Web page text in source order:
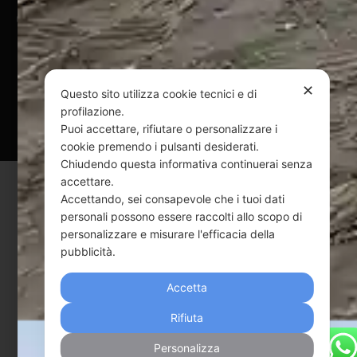
@ Copyright 2024 Webpesca è un brand Intent di Federico
Andrenacci P.Iva 01917920678
Via G. Galilei n. 2 – 64018 Tortoreto TE | REA TE-168019 |
Mail:info@webpesca.it| Pec:federicoandrenacci@pec.it
Questo sito è protetto da Google reCAPTCHA
Privacy Policy eTerms of Servicedi Google.
✕
Questo sito utilizza cookie tecnici e di
profilazione.
Puoi accettare, rifiutare o personalizzare i
cookie premendo i pulsanti desiderati.
Chiudendo questa informativa continuerai senza
accettare.
Accettando, sei consapevole che i tuoi dati
personali possono essere raccolti allo scopo di
personalizzare e misurare l'efficacia della
pubblicità.
Accetta
Rifiuta
Personalizza